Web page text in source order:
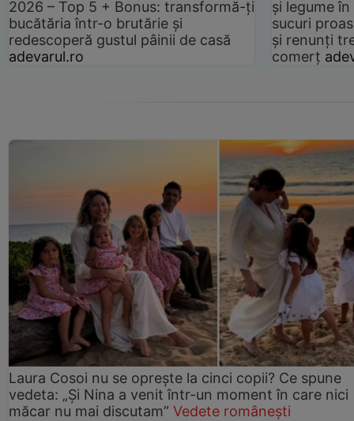
2026 – Top 5 + Bonus: transformă-ți
bucătăria într-o brutărie și
redescoperă gustul pâinii de casă
adevarul.ro
și legume
sucuri
și renunți
comerț
Laura Cosoi nu se oprește la cinci copii? Ce spune
vedeta: „Și Nina a venit într-un moment în care nici
măcar nu mai discutam” Vedete românești